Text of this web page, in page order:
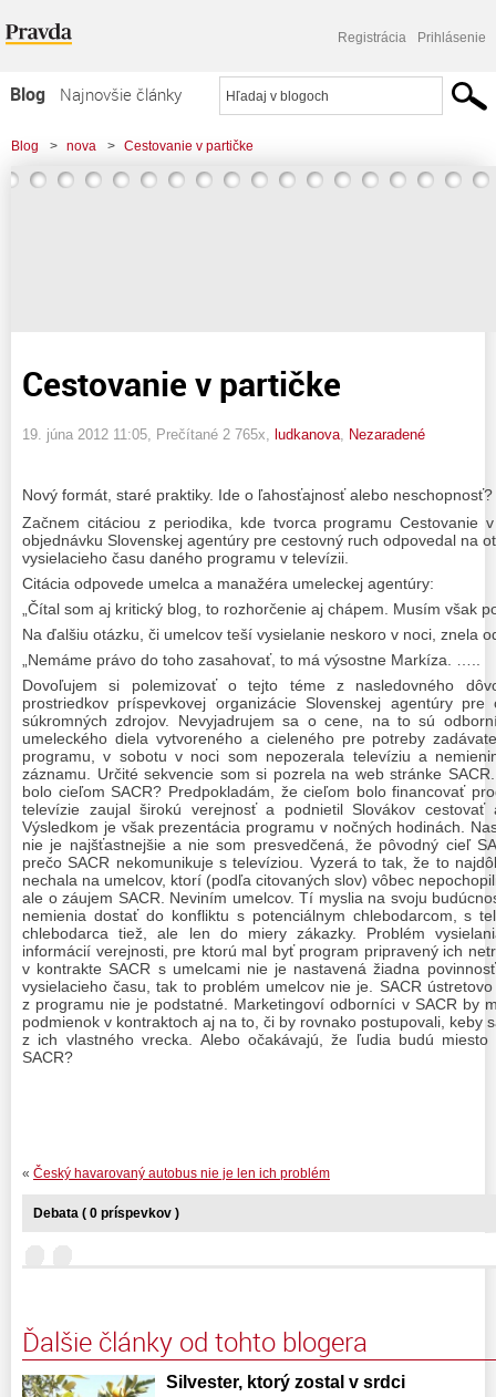
Registrácia Prihlásenie
Blog
Najnovšie články
Najčítanejšie články
Najkomentovanejšie články
Blog > nova > Cestovanie v partičke
Cestovanie v partičke
19. júna 2012 11:05 , Prečítané 2 765x, ludkanova Nezaradené
Nový formát, staré praktiky. Ide o ľahosťajnosť alebo neschopnosť?
Začnem citáciou z periodika, kde tvorca programu Cestovanie
objednávku Slovenskej agentúry pre cestovný ruch odpovedal na
vysielacieho času daného programu v televízii.
Citácia odpovede umelca a manažéra umeleckej agentúry:
„Čítal som aj kritický blog, to rozhorčenie aj chápem. Musím
Na ďalšiu otázku, či umelcov teší vysielanie neskoro v noci, znela
„Nemáme právo do toho zasahovať, to má výsostne Markíza. …..
Dovoľujem si polemizovať o tejto téme z nasledovného
prostriedkov príspevkovej organizácie Slovenskej agentúry
súkromných zdrojov. Nevyjadrujem sa o cene, na to sú
umeleckého diela vytvoreného a cieleného pre potreby
programu, v sobotu v noci som nepozerala televíziu a
záznamu. Určité sekvencie som si pozrela na web stránke
bolo cieľom SACR? Predpokladám, že cieľom bolo financovať
televízie zaujal širokú verejnosť a podnietil Slovákov cestovať
Výsledkom je však prezentácia programu v nočných hodinách.
nie je najšťastnejšie a nie som presvedčená, že pôvodný cieľ
prečo SACR nekomunikuje s televíziou. Vyzerá to tak, že to
nechala na umelcov, ktorí (podľa citovaných slov) vôbec
ale o záujem SACR. Neviním umelcov. Tí myslia na svoju
nemienia dostať do konfliktu s potenciálnym chlebodarcom, s
chlebodarca tiež, ale len do miery zákazky. Problém
informácií verejnosti, pre ktorú mal byť program pripravený ich
v kontrakte SACR s umelcami nie je nastavená žiadna
vysielacieho času, tak to problém umelcov nie je. SACR
z programu nie je podstatné. Marketingoví odborníci v SACR by
podmienok v kontraktoch aj na to, či by rovnako postupovali, keby
z ich vlastného vrecka. Alebo očakávajú, že ľudia budú
SACR?
« Český havarovaný autobus nie je len ich problém
Debata ( 0 príspevkov )
Ďalšie články od tohto blogera
Silvester, ktorý zostal v srdci